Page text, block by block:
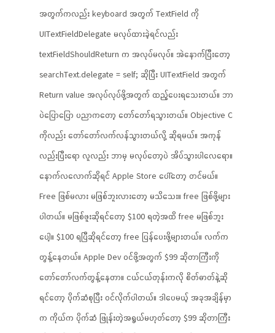
အတွက်ကလည်း keyboard အတွက် TextField ကို
UITextFieldDelegate မလုပ်ထားခဲ့ရင်လည်း
textFieldShouldReturn က အလုပ်မလုပ်။ အဲနောက်ပြီးတော့
searchText.delegate = self; ဆိုပြီး UITextField အတွက်
Return value အလုပ်လုပ်ဖို့အတွက် ထည့်ပေးရသေးတယ်။ ဘာ
ပဲပြောပြော ပညာကတော့ တော်တော်ရသွားတယ်။ Objective C
ကိုလည်း တော်တော်လက်လန်သွားတယ်လို့ ဆိုရမယ်။ အကုန်
လည်းပြီးရော လူလည်း ဘာမှ မလုပ်တော့ပဲ အိပ်သွားပါလေရော။
နောက်လလောက်ဆိုရင် Apple Store ပေါ်တော့ တင်မယ်။
Free ဖြစ်မလား မဖြစ်ဘူးလားတော့ မသိသေး။ free ဖြစ်ဖို့များ
ပါတယ်။ မဖြစ်ဖူးဆိုရင်တော့ $100 ရတဲ့အထိ free မဖြစ်ဘူး
ပေါ့။ $100 ရပြီဆိုရင်တော့ free ပြန်ပေးဖို့များတယ်။ လက်က
တွန့်နေတယ်။ Apple Dev ဝင်ဖို့အတွက် $99 ဆိုတာကြီးကို
တော်တော်လက်တွန့်နေတာ။ ငယ်ငယ်တုန်းကလို စိတ်ဓာတ်နဲ့ဆို
ရင်တော့ ပိုက်ဆံစုပြီး ဝင်လိုက်ပါတယ်။ ဒါပေမယ့် အခုအချိန်မှာ
က ကိုယ်က ပိုက်ဆံ ဖြုန်းတဲ့အရွယ်မဟုတ်တော့ $99 ဆိုတာကြီး